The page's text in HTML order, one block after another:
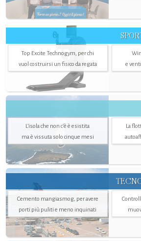
Top Excite Technogym, per chi
vuol costruirsi un fisico da regata
e
L’isola che non c'è è esistita
ma è vissuta solo cinque mesi
La
Cemento mangiasmog, per avere
porti più puliti e meno inquinati